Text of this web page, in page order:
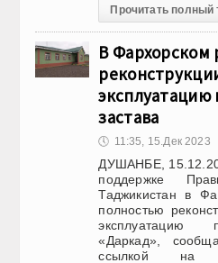
Прочитать полный
В Фархорском
эксплуатацию
застава
🕔 11:35, 15.Дек 2023
ДУШАНБЕ,
поддержке
Таджикистан в
полностью
эксплуатацию
«Даркад»,
ссылкой на